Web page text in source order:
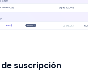
suscripción